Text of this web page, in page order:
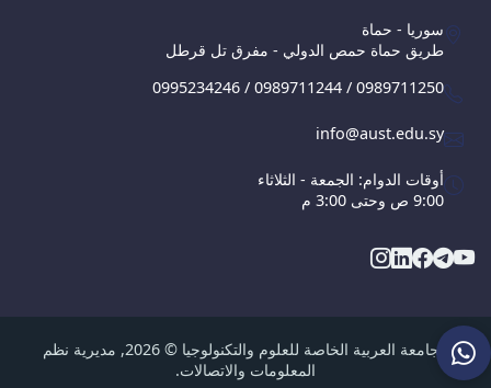
سوريا - حماة
طريق حماة حمص الدولي - مفرق تل قرطل
0995234246 / 0989711244 / 0989711250
info@aust.edu.sy
أوقات الدوام: الجمعة - الثلاثاء
9:00 ص وحتى 3:00 م
الجامعة العربية الخاصة للعلوم والتكنولوجيا © 2026, مديرية نظم
المعلومات والاتصالات.